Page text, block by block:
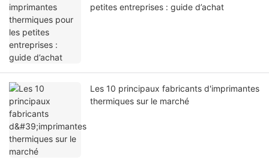
petites entreprises : guide d’achat
Les 10 principaux fabricants d'imprimantes
thermiques sur le marché